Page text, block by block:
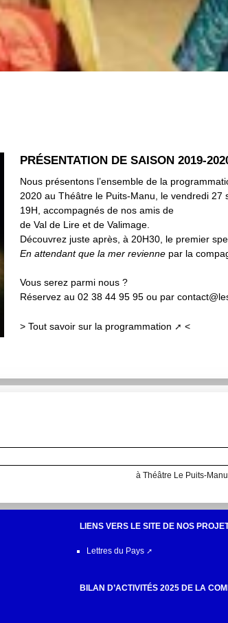
PRÉSENTATION DE SAISON 2019-
Nous présentons l’ensemble de la
2020 au Théâtre le Puits-Manu, le vendredi 27
19H, accompagnés de nos amis de
de Val de Lire et de Valimage.
Découvrez juste après, à 20H30, le premier
En attendant que la mer revienne par la
Vous serez parmi nous ?
Réservez au 02 38 44 95 95 ou par
>Tout savoir sur la programmation <
à Théâtre Le Puits-
LIENS VERS LE SITE DE NOS
Lettres du Pays
BILAN D’ACTIVITÉS 2025 DE LA